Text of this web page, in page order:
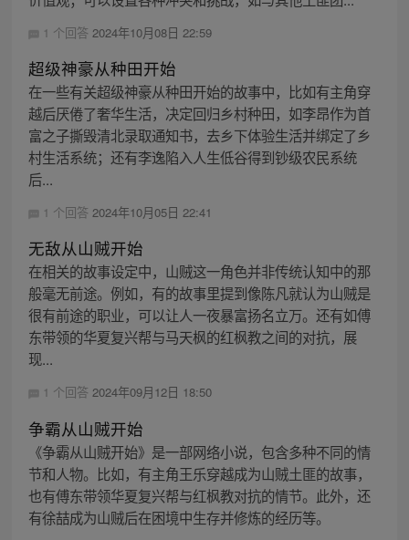
1 个回答 2024年10月08日 22:59
超级神豪从种田开始
在一些有关超级神豪从种田开始的故事中，比如有主角穿
越后厌倦了奢华生活，决定回归乡村种田，如李昂作为首
富之子撕毁清北录取通知书，去乡下体验生活并绑定了乡
村生活系统；还有李逸陷入人生低谷得到钞级农民系统
后...
1 个回答 2024年10月05日 22:41
无敌从山贼开始
在相关的故事设定中，山贼这一角色并非传统认知中的那
般毫无前途。例如，有的故事里提到像陈凡就认为山贼是
很有前途的职业，可以让人一夜暴富扬名立万。还有如傅
东带领的华夏复兴帮与马天枫的红枫教之间的对抗，展
现...
1 个回答 2024年09月12日 18:50
争霸从山贼开始
《争霸从山贼开始》是一部网络小说，包含多种不同的情
节和人物。比如，有主角王乐穿越成为山贼土匪的故事，
也有傅东带领华夏复兴帮与红枫教对抗的情节。此外，还
有徐喆成为山贼后在困境中生存并修炼的经历等。